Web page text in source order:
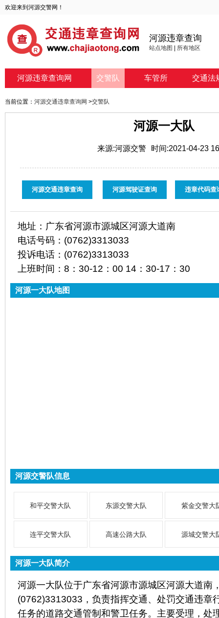
欢迎来到河源交警网！
河源违章查询
站点地图 所有地区
河源违章查询网 交警队 车管所 交通法
当前位置： 河源交通违章查询网 >交警队
河源一大队
来源:河源交警 时间:2021-04-23
河源交通违章查询 河源驾驶证查询 违章代码查
地址： 广东省河源市源城区河源大道南
电话号码： (0762)3313033
投诉电话： (0762)3313033
上班时间： 8：30-12：00 14：30-17：30
河源一大队地图
河源交警队信息
和平交警大队 东源交警大队 紫金交警大
连平交警大队 高速公路大队 源城交警大
河源一大队简介
河源一大队位于广东省河源市源城区河源大道南
(0762)3313033，负责指挥交通、处罚交通违章
任务的道路交通管制和警卫任务。主要受理，处